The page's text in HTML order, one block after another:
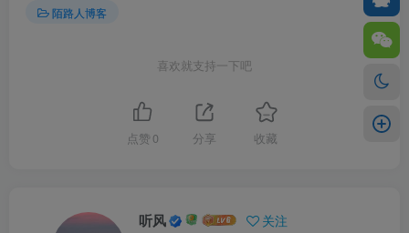
陌路人博客
喜欢就支持一下吧
点赞 0 分享 收藏
听风 关注